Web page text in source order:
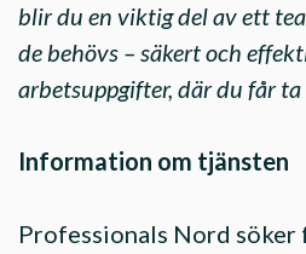
blir du en viktig del av ett
de behövs – säkert och
arbetsuppgifter, där du får
Information om tjänsten
Professionals Nord